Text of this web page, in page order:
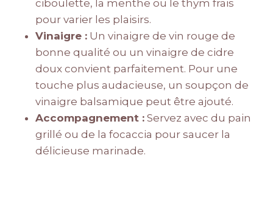
ciboulette, la menthe ou le thym frais
pour varier les plaisirs.
Vinaigre : Un vinaigre de vin rouge de
bonne qualité ou un vinaigre de cidre
doux convient parfaitement. Pour une
touche plus audacieuse, un soupçon de
vinaigre balsamique peut être ajouté.
Accompagnement : Servez avec du pain
grillé ou de la focaccia pour saucer la
délicieuse marinade.